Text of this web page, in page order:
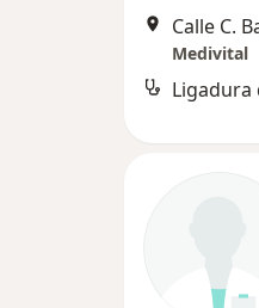
Medivital
Ligadura